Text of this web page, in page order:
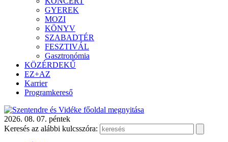
GYEREK
MOZI
KÖNYV
SZABADTÉR
FESZTIVÁL
Gasztronómia
KÖZÉRDEKŰ
EZ+AZ
Karrier
Programkereső
2026. 08. 07. péntek
Keresés az alábbi kulcsszóra: